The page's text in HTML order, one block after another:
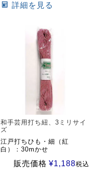
詳細を見る
和手芸用打ち紐、3ミリサイ
ズ
江戸打ちひも・細（紅
白）：30mかせ
販売価格 ¥1,188税込